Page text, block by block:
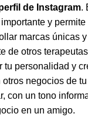
de Instagram.
y
marcas únicas
de otros
tu personalidad y
negocios de
con un tono
en un amigo.